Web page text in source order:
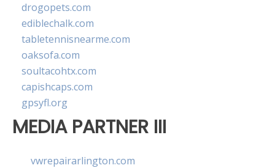
drogopets.com
ediblechalk.com
tabletennisnearme.com
oaksofa.com
soultacohtx.com
capishcaps.com
gpsyfl.org
MEDIA PARTNER III
vwrepairarlington.com